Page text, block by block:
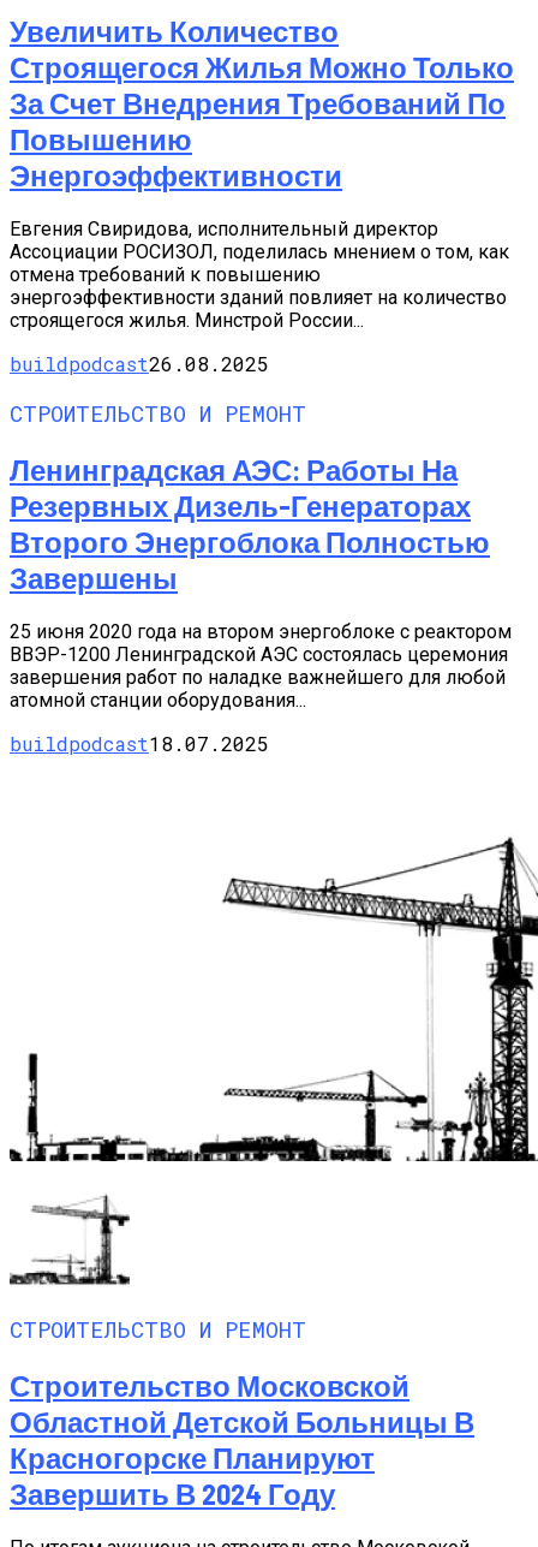
Увеличить Количество
Строящегося Жилья Можно Только
За Счет Внедрения Требований По
Повышению
Энергоэффективности
Евгения Свиридова, исполнительный директор
Ассоциации РОСИЗОЛ, поделилась мнением о том, как
отмена требований к повышению
энергоэффективности зданий повлияет на количество
строящегося жилья. Минстрой России...
buildpodcast26.08.2025
СТРОИТЕЛЬСТВО И РЕМОНТ
Ленинградская АЭС: Работы На
Резервных Дизель-Генераторах
Второго Энергоблока Полностью
Завершены
25 июня 2020 года на втором энергоблоке с реактором
ВВЭР-1200 Ленинградской АЭС состоялась церемония
завершения работ по наладке важнейшего для любой
атомной станции оборудования...
buildpodcast18.07.2025
СТРОИТЕЛЬСТВО И РЕМОНТ
Строительство Московской
Областной Детской Больницы В
Красногорске Планируют
Завершить В 2024 Году